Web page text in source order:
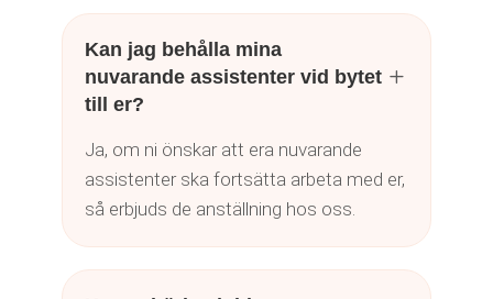
Kan jag behålla mina
nuvarande assistenter vid bytet
till er?
L
Ja, om ni önskar att era nuvarande
assistenter ska fortsätta arbeta med er,
så erbjuds de anställning hos oss.